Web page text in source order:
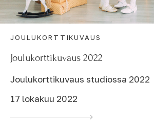
JOULUKORTTIKUVAUS
Joulukorttikuvaus 2022
Joulukorttikuvaus studiossa 2022
17 lokakuu 2022